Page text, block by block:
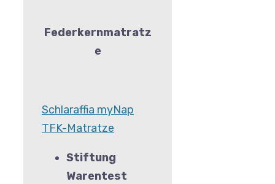
Federkernmatratz
e
Schlaraffia myNap
TFK-Matratze
Stiftung
Warentest